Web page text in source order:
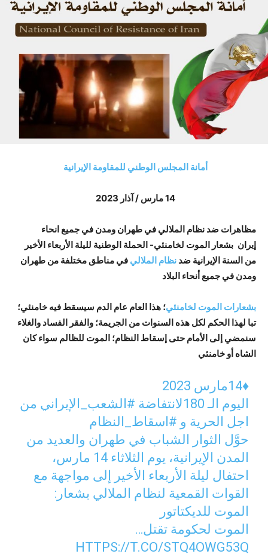
أمانة المجلس الوطني للمقاومة الإيرانية
14 مارس / آذار 2023
مظاهرات ضد نظام الملالي في طهران ومدن في جميع انحاء
إيران بشعار الموت لخامنئي- الحملة الوطنية لليلة الأربعاء الأخير
من السنة الإيرانية ضد نظام الملالي في مناطق مختلفة من طهران
ومدن في جميع أنحاء البلاد
بشعارات الموت لخامنئي؛ هذا العام عام الدم سيسقط فيه خامنئي؛
تبا لهذا الحكم لكل هذه السنوات من الجريمة؛ والفقر الفساد والغلاء
سنمضي إلى الأمام حتى إسقاط النظام؛ الموت للظالم سواء كان
الشاه أو خامنئي
♦️14مارس 2023
اليوم الـ 180لانتفاضة
#الشعب_الإيراني من
اجل الحرية و #اسقاط_النظام
حوَّل الثوار الشباب في طهران والعديد من
المدن الإيرانية، يوم الثلاثاء 14 مارس،
احتفال ليلة الأربعاء الأخير إلى مواجهة مع
القوات القمعية لنظام الملالي بشعار:
الموت للديكتاتور
الموت لحكومة تقتل…
HTTPS://T.CO/STQ4OWG53Q